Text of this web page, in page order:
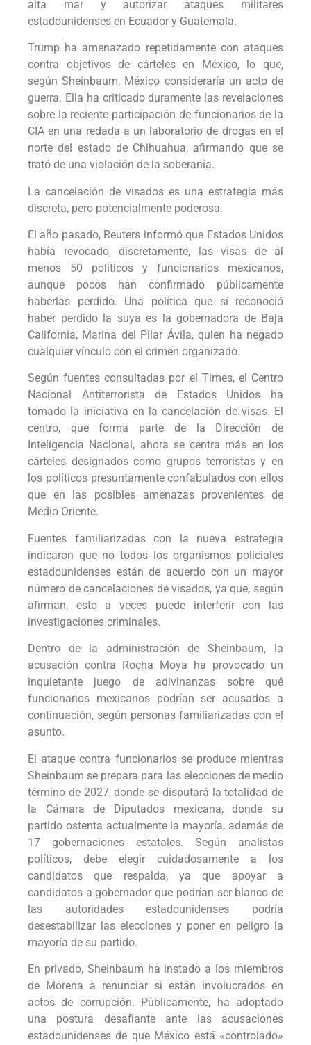
alta mar y autorizar ataques militares
estadounidenses en Ecuador y Guatemala.
Trump ha amenazado repetidamente con ataques
contra objetivos de cárteles en México, lo que,
según Sheinbaum, México consideraría un acto de
guerra. Ella ha criticado duramente las revelaciones
sobre la reciente participación de funcionarios de la
CIA en una redada a un laboratorio de drogas en el
norte del estado de Chihuahua, afirmando que se
trató de una violación de la soberanía.
La cancelación de visados es una estrategia más
discreta, pero potencialmente poderosa.
El año pasado, Reuters informó que Estados Unidos
había revocado, discretamente, las visas de al
menos 50 políticos y funcionarios mexicanos,
aunque pocos han confirmado públicamente
haberlas perdido. Una política que sí reconoció
haber perdido la suya es la gobernadora de Baja
California, Marina del Pilar Ávila, quien ha negado
cualquier vínculo con el crimen organizado.
Según fuentes consultadas por el Times, el Centro
Nacional Antiterrorista de Estados Unidos ha
tomado la iniciativa en la cancelación de visas. El
centro, que forma parte de la Dirección de
Inteligencia Nacional, ahora se centra más en los
cárteles designados como grupos terroristas y en
los políticos presuntamente confabulados con ellos
que en las posibles amenazas provenientes de
Medio Oriente.
Fuentes familiarizadas con la nueva estrategia
indicaron que no todos los organismos policiales
estadounidenses están de acuerdo con un mayor
número de cancelaciones de visados, ya que, según
afirman, esto a veces puede interferir con las
investigaciones criminales.
Dentro de la administración de Sheinbaum, la
acusación contra Rocha Moya ha provocado un
inquietante juego de adivinanzas sobre qué
funcionarios mexicanos podrían ser acusados a
continuación, según personas familiarizadas con el
asunto.
El ataque contra funcionarios se produce mientras
Sheinbaum se prepara para las elecciones de medio
término de 2027, donde se disputará la totalidad de
la Cámara de Diputados mexicana, donde su
partido ostenta actualmente la mayoría, además de
17 gobernaciones estatales. Según analistas
políticos, debe elegir cuidadosamente a los
candidatos que respalda, ya que apoyar a
candidatos a gobernador que podrían ser blanco de
las autoridades estadounidenses podría
desestabilizar las elecciones y poner en peligro la
mayoría de su partido.
En privado, Sheinbaum ha instado a los miembros
de Morena a renunciar si están involucrados en
actos de corrupción. Públicamente, ha adoptado
una postura desafiante ante las acusaciones
estadounidenses de que México está «controlado»